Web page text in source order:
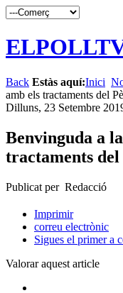
Back Estàs aquí:Inici
amb els tractaments del
Dilluns, 23 Setembre
Benvinguda a
tractaments
Publicat per Redacció
Imprimir
correu electrònic
Sigues el primer a
Valorar aquest article